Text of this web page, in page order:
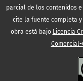
parcial de los contenidos
cite la fuente completa
obra está bajo Licencia